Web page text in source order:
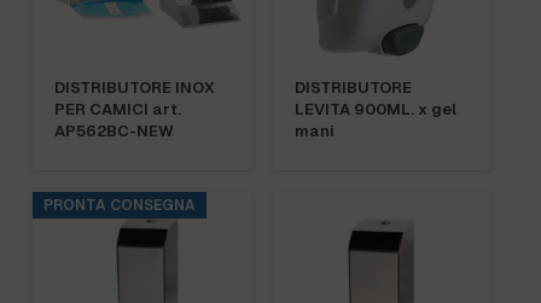
DISTRIBUTORE INOX
PER CAMICI art.
AP562BC-NEW
DISTRIBUTORE
LEVITA 900ML. x gel
mani
PRONTA CONSEGNA